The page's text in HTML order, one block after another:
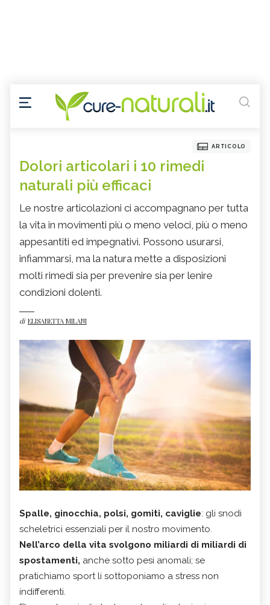
ARTICOLO
Dolori articolari i 10 rimedi
naturali più efficaci
Le nostre articolazioni ci accompagnano per tutta
la vita in movimenti più o meno veloci, più o meno
appesantiti ed impegnativi. Possono usurarsi,
infiammarsi, ma la natura mette a disposizioni
molti rimedi sia per prevenire sia per lenire
condizioni dolenti.
di ELISABETTA MILANI
Spalle, ginocchia, polsi, gomiti, caviglie: gli snodi
scheletrici essenziali per il nostro movimento.
Nell’arco della vita svolgono miliardi di miliardi di
spostamenti, anche sotto pesi anomali; se
pratichiamo sport li sottoponiamo a stress non
indifferenti.